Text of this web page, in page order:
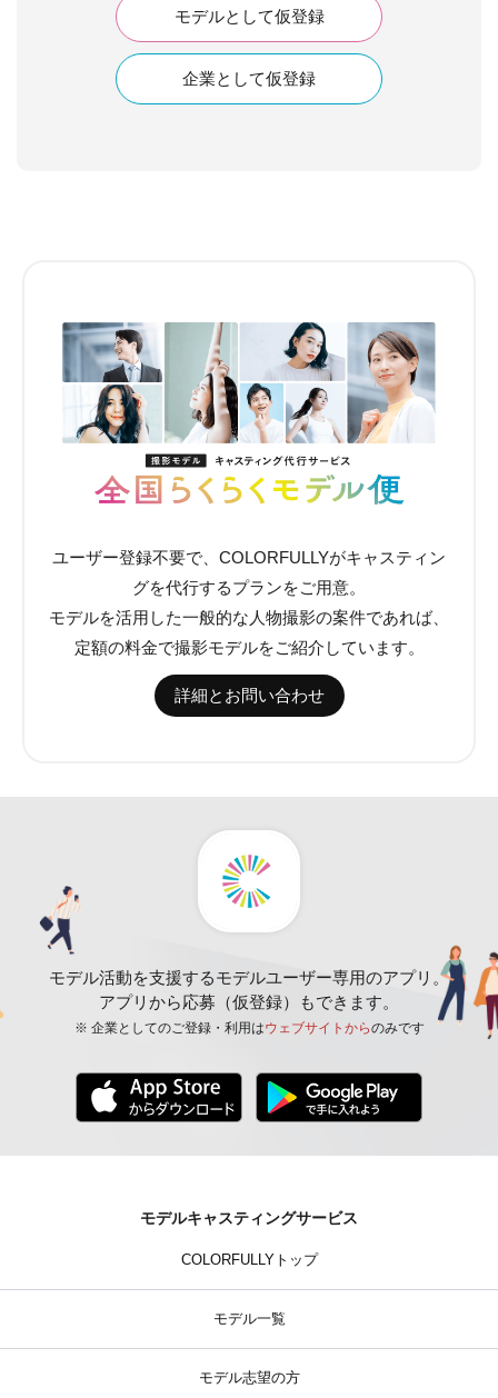
モデルとして仮登録
企業として仮登録
ユーザー登録不要で、COLORFULLYがキャスティン
グを代行するプランをご用意。
モデルを活用した一般的な人物撮影の案件であれば、
定額の料金で撮影モデルをご紹介しています。
詳細とお問い合わせ
モデル活動を支援するモデルユーザー専用のアプリ。
アプリから応募（仮登録）もできます。
※ 企業としてのご登録・利用はウェブサイトからのみです
モデルキャスティングサービス
COLORFULLYトップ
モデル一覧
モデル志望の方